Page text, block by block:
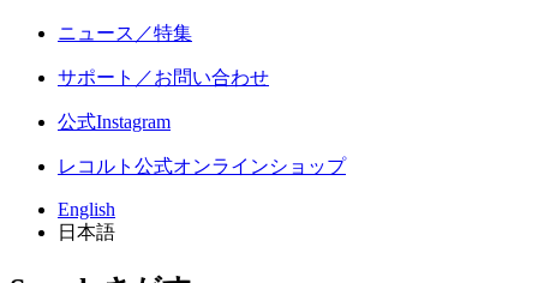
ニュース／特集
サポート／お問い合わせ
公式Instagram
レコルト公式オンラインショップ
English
日本語